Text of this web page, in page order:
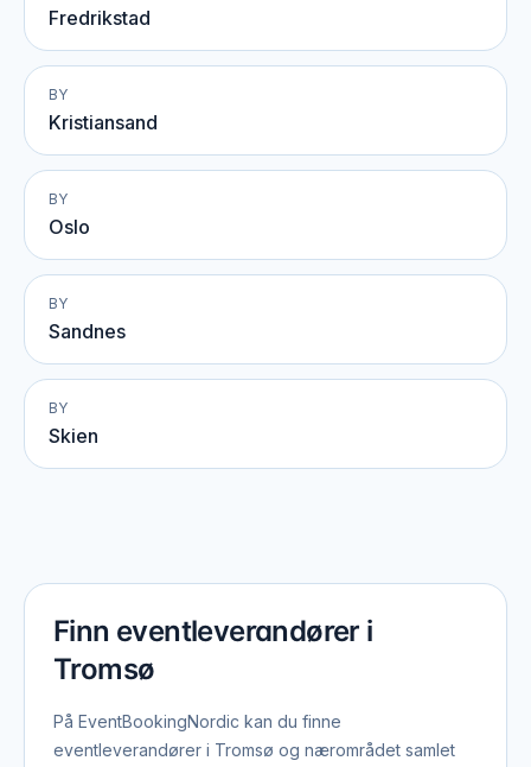
Fredrikstad
BY
Kristiansand
BY
Oslo
BY
Sandnes
BY
Skien
Finn eventleverandører i
Tromsø
På EventBookingNordic kan du finne
eventleverandører i Tromsø og nærområdet samlet